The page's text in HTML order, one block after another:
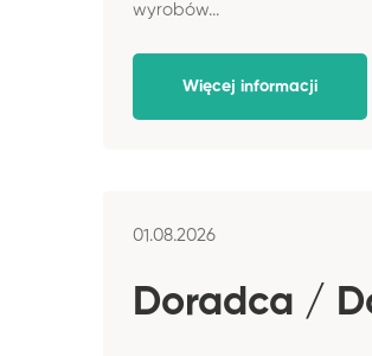
wyrobów...
Więcej informacji
01.08.2026
Doradca /